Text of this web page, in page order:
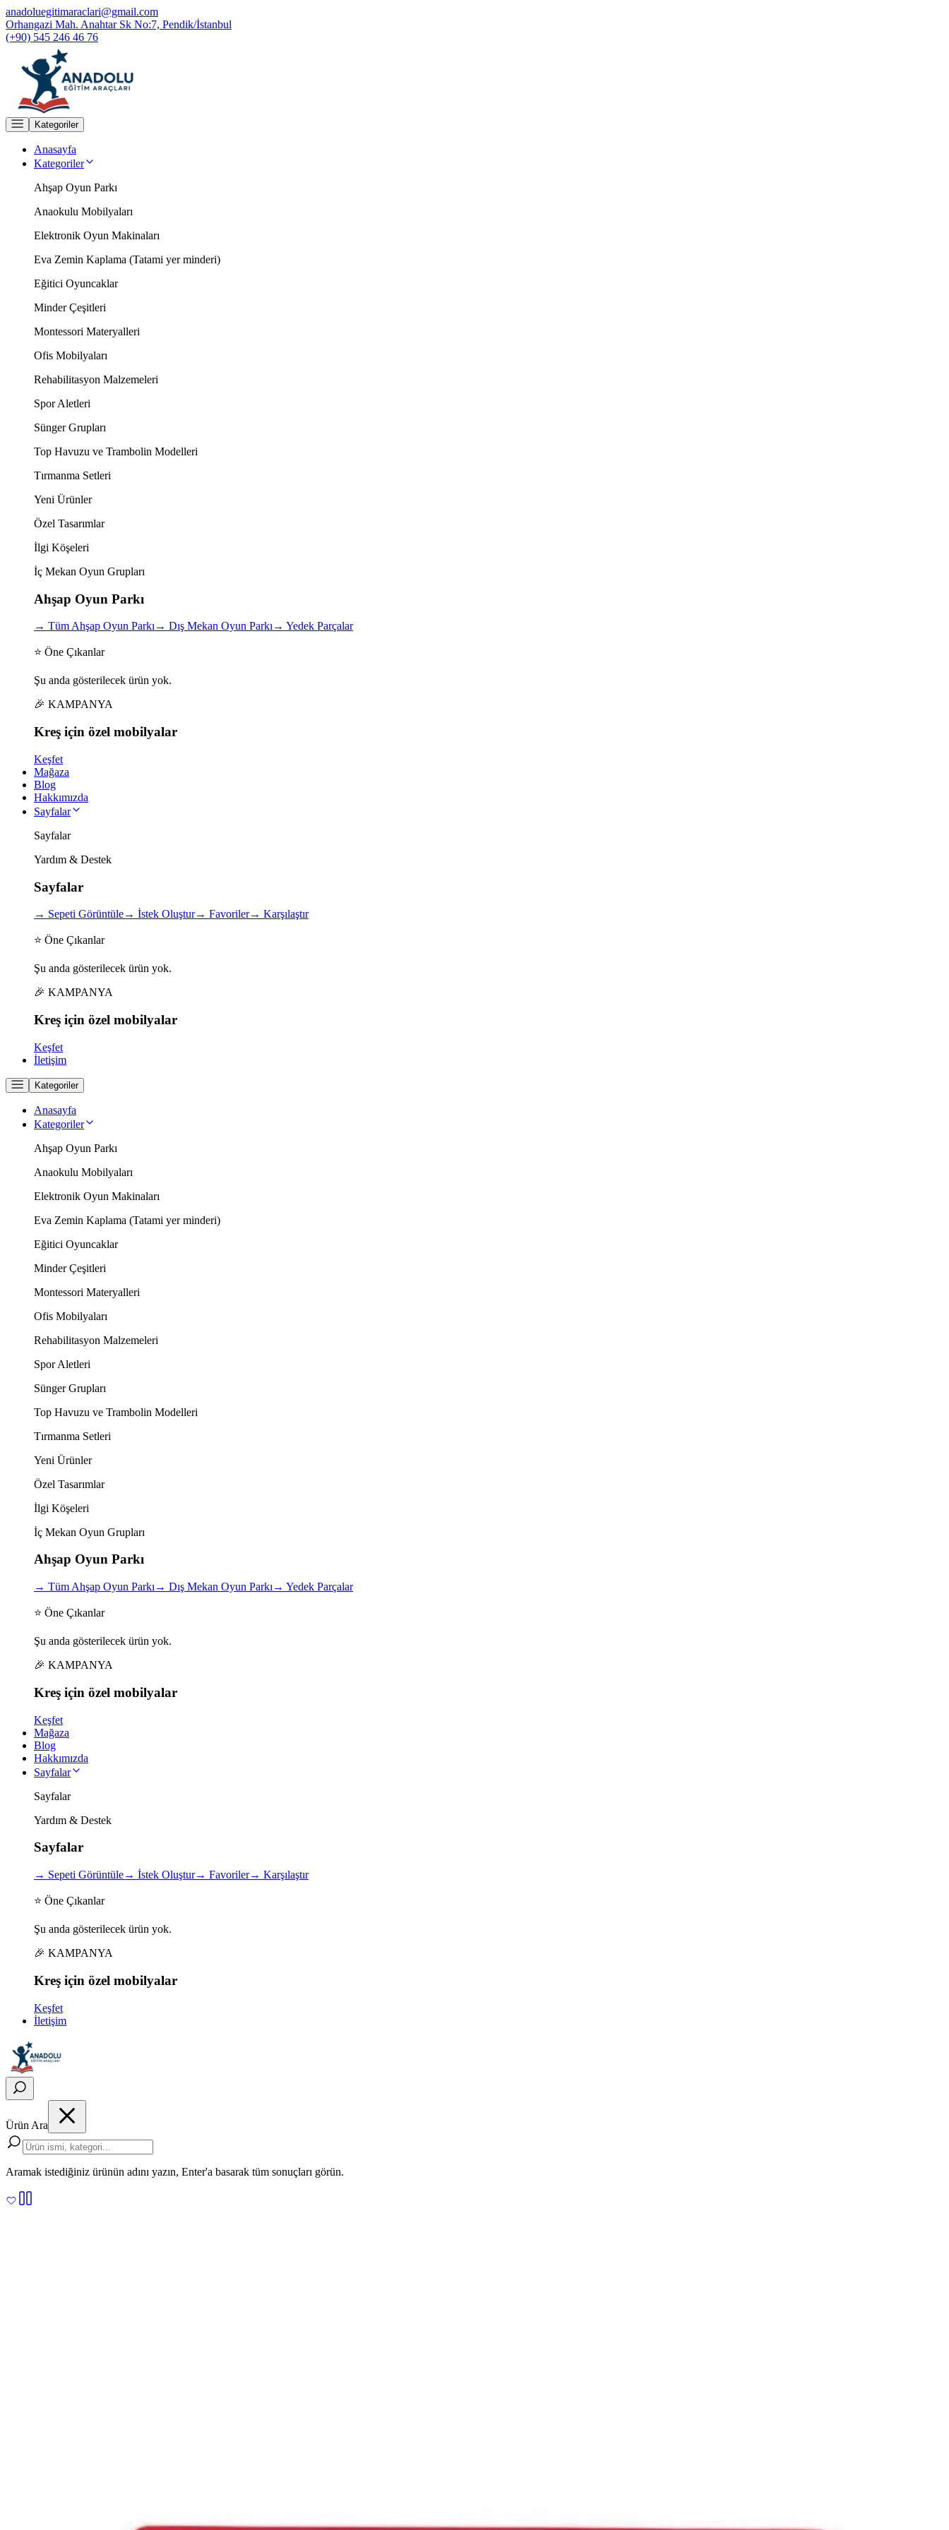
anadoluegitimaraclari@gmail.com
Orhangazi Mah. Anahtar Sk No:7, Pendik/İstanbul
(+90) 545 246 46 76
Kategoriler
Anasayfa
Kategoriler
Ahşap Oyun Parkı
Anaokulu Mobilyaları
Elektronik Oyun Makinaları
Eva Zemin Kaplama (Tatami yer minderi)
Eğitici Oyuncaklar
Minder Çeşitleri
Montessori Materyalleri
Ofis Mobilyaları
Rehabilitasyon Malzemeleri
Spor Aletleri
Sünger Grupları
Top Havuzu ve Trambolin Modelleri
Tırmanma Setleri
Yeni Ürünler
Özel Tasarımlar
İlgi Köşeleri
İç Mekan Oyun Grupları
Ahşap Oyun Parkı
→ Tüm Ahşap Oyun Parkı→ Dış Mekan Oyun Parkı→ Yedek Parçalar
⭐ Öne Çıkanlar
Şu anda gösterilecek ürün yok.
🎉 KAMPANYA
Kreş için özel mobilyalar
Keşfet
Mağaza
Blog
Hakkımızda
Sayfalar
Sayfalar
Yardım & Destek
Sayfalar
→ Sepeti Görüntüle→ İstek Oluştur→ Favoriler→ Karşılaştır
⭐ Öne Çıkanlar
Şu anda gösterilecek ürün yok.
🎉 KAMPANYA
Kreş için özel mobilyalar
Keşfet
İletişim
Kategoriler
Anasayfa
Kategoriler
Ahşap Oyun Parkı
Anaokulu Mobilyaları
Elektronik Oyun Makinaları
Eva Zemin Kaplama (Tatami yer minderi)
Eğitici Oyuncaklar
Minder Çeşitleri
Montessori Materyalleri
Ofis Mobilyaları
Rehabilitasyon Malzemeleri
Spor Aletleri
Sünger Grupları
Top Havuzu ve Trambolin Modelleri
Tırmanma Setleri
Yeni Ürünler
Özel Tasarımlar
İlgi Köşeleri
İç Mekan Oyun Grupları
Ahşap Oyun Parkı
→ Tüm Ahşap Oyun Parkı → Dış Mekan Oyun Parkı → Yedek Parçalar
⭐ Öne Çıkanlar
Şu anda gösterilecek ürün yok.
🎉 KAMPANYA
Kreş için özel mobilyalar
Keşfet
Mağaza
Blog
Hakkımızda
Sayfalar
Sayfalar
Yardım & Destek
Sayfalar
→ Sepeti Görüntüle→ İstek Oluştur→ Favoriler→ Karşılaştır
⭐ Öne Çıkanlar
Şu anda gösterilecek ürün yok.
🎉 KAMPANYA
Kreş için özel mobilyalar
Keşfet
İletişim
Ürün Ara
Aramak istediğiniz ürünün adını yazın, Enter'a basarak tüm sonuçları görün.